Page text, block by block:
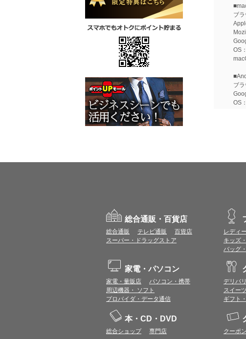
ブラ
OS：
ブラ
OS：
iOS
※
す
＜
本
ポイン
ワー
ント
プレ
プレ
200円
対象
総合通販・百貨店
総合通販 テレビ通販
百貨店
スーパー・ドラッグストア
レディ
キッズ
バッグ
家電・パソコン
家電・量販店
パソコン・携帯
周辺機器・ ソフト
プロバイダ・データ通信
デリバ
スイーツ
ギフト
本・CD・DVD
総合ショップ 専門店 クーポン